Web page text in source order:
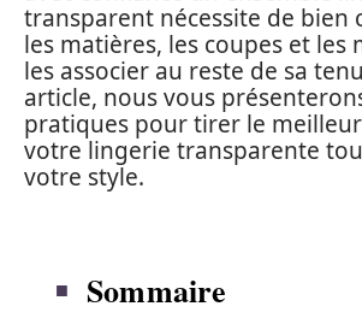
transparent nécessite de bien
les matières, les coupes et les
les associer au reste de sa
article, nous vous
pratiques pour tirer le
votre lingerie transparente
votre style.
Sommaire